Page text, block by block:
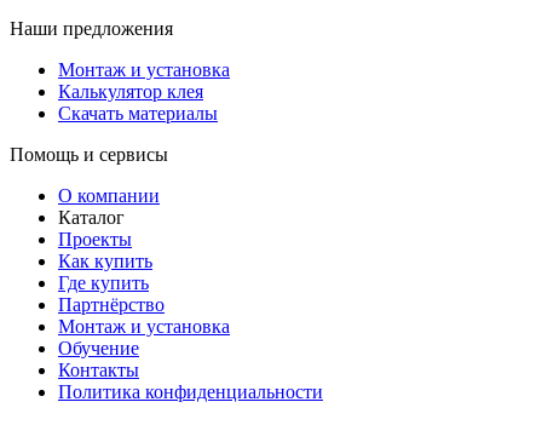
Наши предложения
Монтаж и установка
Калькулятор клея
Скачать материалы
Помощь и сервисы
О компании
Каталог
Проекты
Как купить
Где купить
Партнёрство
Монтаж и установка
Обучение
Контакты
Политика конфиденциальности